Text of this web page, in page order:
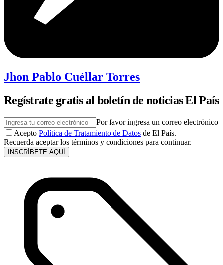
Jhon Pablo Cuéllar Torres
Regístrate gratis al boletín de noticias El País
Por favor ingresa un correo electrónico
Acepto Política de Tratamiento de Datos de El País.
Recuerda aceptar los términos y condiciones para continuar.
INSCRÍBETE AQUÍ